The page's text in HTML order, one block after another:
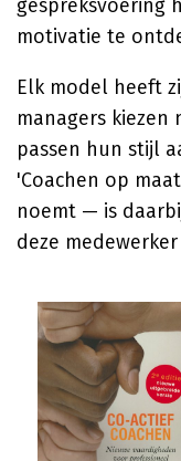
gespreksvoering
motivatie te
Elk model heeft
managers
passen hun stijl
'Coachen op
noemt — is
deze